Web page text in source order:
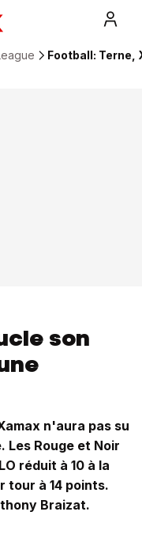
Football: Terne,
son
n'aura pas su
Les Rouge et Noir
réduit à 10 à la
tour à 14 points.
Braizat.